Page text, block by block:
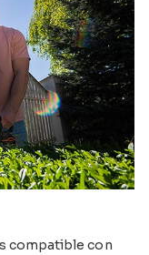
compatible con